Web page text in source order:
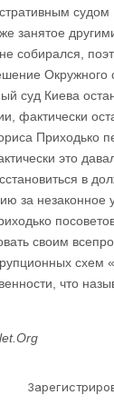
судом
занятое
собирался,
Окружного
суд Киева
фактически
Приходько
это
в
за незаконное
своим
схем
что